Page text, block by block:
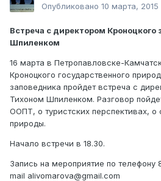
Опубликовано 10 марта, 2015
Встреча с директором Кроноцкого
Шпиленком
16 марта в Петропавловске-
Кроноцкого государственного
заповедника пройдет встреча с
Тихоном Шпиленком. Разговор
ООПТ, о туристских перспективах, о
природы.
Начало встречи в 18.30.
Запись на мероприятие по телефону
mail alivomarova@gmail.com